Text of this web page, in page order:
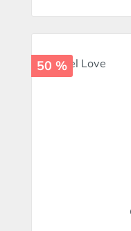
50 %